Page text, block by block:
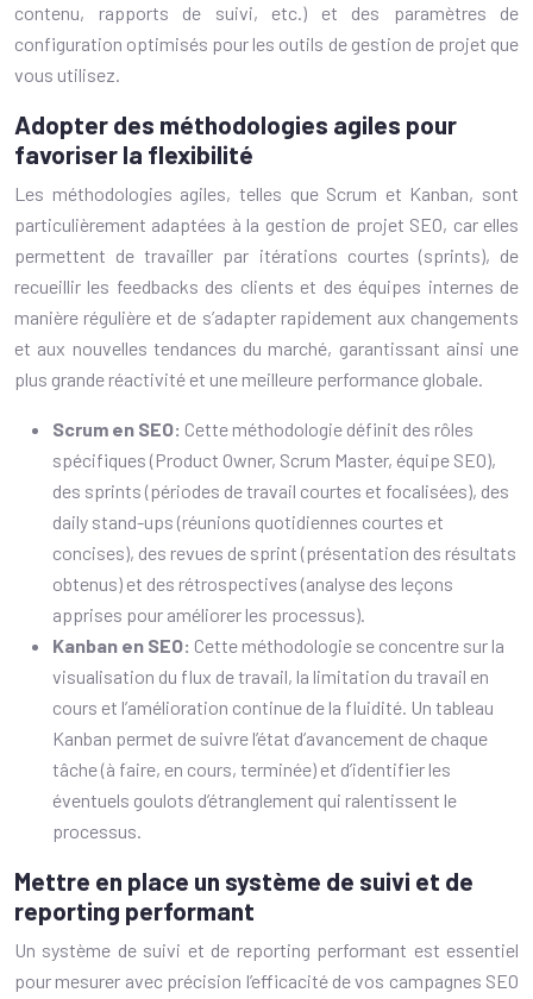
contenu, rapports de suivi, etc.) et des paramètres de
configuration optimisés pour les outils de gestion de projet que
vous utilisez.
Adopter des méthodologies agiles pour
favoriser la flexibilité
Les méthodologies agiles, telles que Scrum et Kanban, sont
particulièrement adaptées à la gestion de projet SEO, car elles
permettent de travailler par itérations courtes (sprints), de
recueillir les feedbacks des clients et des équipes internes de
manière régulière et de s’adapter rapidement aux changements
et aux nouvelles tendances du marché, garantissant ainsi une
plus grande réactivité et une meilleure performance globale.
Scrum en SEO: Cette méthodologie définit des rôles
spécifiques (Product Owner, Scrum Master, équipe SEO),
des sprints (périodes de travail courtes et focalisées), des
daily stand-ups (réunions quotidiennes courtes et
concises), des revues de sprint (présentation des résultats
obtenus) et des rétrospectives (analyse des leçons
apprises pour améliorer les processus).
Kanban en SEO: Cette méthodologie se concentre sur la
visualisation du flux de travail, la limitation du travail en
cours et l’amélioration continue de la fluidité. Un tableau
Kanban permet de suivre l’état d’avancement de chaque
tâche (à faire, en cours, terminée) et d’identifier les
éventuels goulots d’étranglement qui ralentissent le
processus.
Mettre en place un système de suivi et de
reporting performant
Un système de suivi et de reporting performant est essentiel
pour mesurer avec précision l’efficacité de vos campagnes SEO